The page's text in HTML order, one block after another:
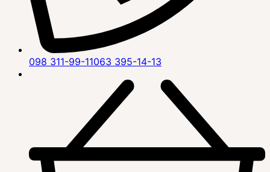
098 311-99-11063 395-14-13